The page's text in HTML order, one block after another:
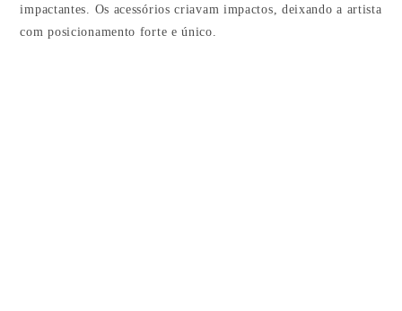
impactantes. Os acessórios criavam impactos, deixando a artista
com posicionamento forte e único.